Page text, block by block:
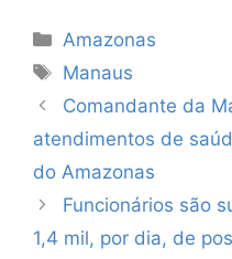
Categorias
Amazonas
Tags
Manaus
Comandante da
atendimentos de
do Amazonas
Funcionários são
1,4 mil, por dia, de